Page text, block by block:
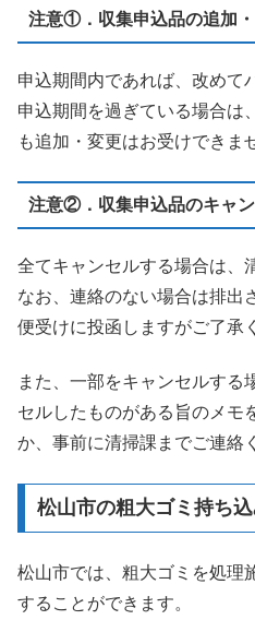
注意①．収集申込品の追加
申込期間内であれば、改めて
申込期間を過ぎている場合は
も追加・変更はお受けできま
注意②．収集申込品のキャ
全てキャンセルする場合は、
なお、連絡のない場合は排出
便受けに投函しますがご了承
また、一部をキャンセルする
セルしたものがある旨のメモ
か、事前に清掃課までご連絡
松山市の粗大ゴミ持ち
松山市では、粗大ゴミを処理
することができます。